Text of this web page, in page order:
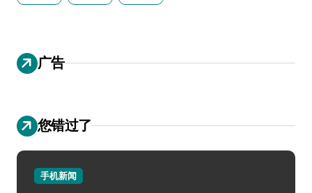
广告
您错过了
手机新闻